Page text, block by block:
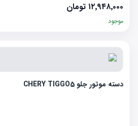
۱۲٬۹۴۸٬۰۰۰ تومان
موجود
دسته موتور جلو CHERY TIGGO5